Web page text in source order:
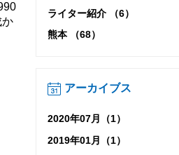
か
ライター紹介 （6）
熊本 （68）
アーカイブス
2020年07月（1）
2019年01月（1）